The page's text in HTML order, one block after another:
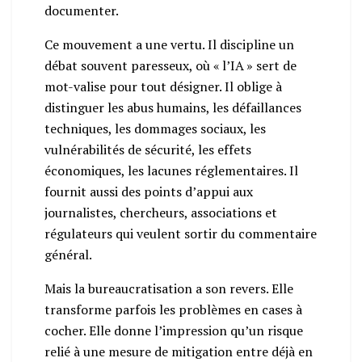
documenter.
Ce mouvement a une vertu. Il discipline un
débat souvent paresseux, où « l’IA » sert de
mot-valise pour tout désigner. Il oblige à
distinguer les abus humains, les défaillances
techniques, les dommages sociaux, les
vulnérabilités de sécurité, les effets
économiques, les lacunes réglementaires. Il
fournit aussi des points d’appui aux
journalistes, chercheurs, associations et
régulateurs qui veulent sortir du commentaire
général.
Mais la bureaucratisation a son revers. Elle
transforme parfois les problèmes en cases à
cocher. Elle donne l’impression qu’un risque
relié à une mesure de mitigation entre déjà en